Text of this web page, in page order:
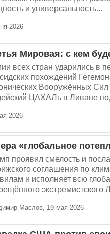
и универсальность...
2026
Мировая: с кем
всех стран ударились в
похождений
Вооружённых Сил
ЦАХАЛь в Ливане
2026
«глобальное
проявил смелость и
соглашения по
и исполняет всю
экстремистского
Маслов, 19 мая 2026